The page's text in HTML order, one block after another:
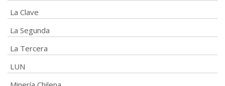
La Clave
La Segunda
La Tercera
LUN